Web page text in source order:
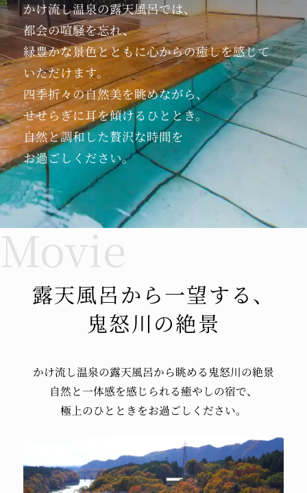
しております♪
「県民一家族一旅行推進事業」は、栃木県民の
皆さまの県内のご旅行を支援するものです！
ご宿泊の場合は1人1泊6,000円以上10,000円未
満のご宿泊で、3,000円割引＋対象店舗でご利
用いただける地域限定クーポン2,000円が配布
されます♪
1人1泊10,000円以上のご宿泊では、5,000円割
引＋地域限定クーポン2,000円配布☆
地域限定クーポンはチェックイン時より、ご旅
行期間中（チェックアウト日まで有効）にご利
用いただけるクーポン券です♪
リブマックスリゾート鬼怒川も「県民一家族一
旅行」の割引対象施設となっております
また、館内の施設にて、地域限定クーポンをご
館内施設のご利用やお土産のご購入の際に、ご
利用ください☆
＊宿泊代、入湯税、チェックアウト延長代には
「県民一家族一旅行」の宿泊対象期間は2021年
10月16日（土）～12月31日（金）まで。
かけ流し温泉の露天風呂では、
都会の喧騒を忘れ、
緑豊かな景色とともに心からの癒しを感じて
いただけます。
四季折々の自然美を眺めながら、
せせらぎに耳を傾ける ひととき。
自然と調和した贅沢な時間を
お過ごしください。
露天風呂から一望する、
鬼怒川の絶景
かけ流し温泉の露天風呂から眺める鬼怒川の絶景
自然と一体感を感じられる癒やしの宿で、
極上のひとときをお過ごしください。